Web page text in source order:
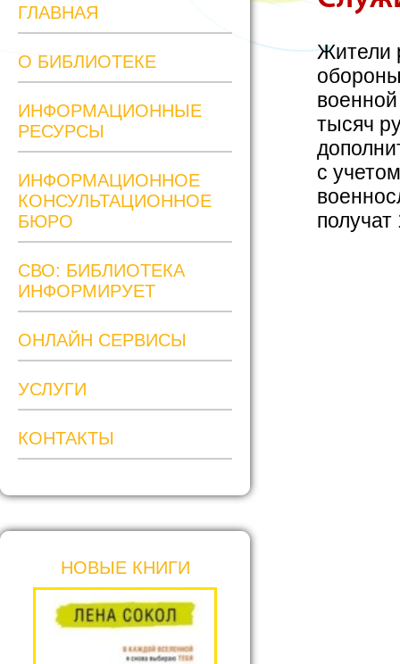
ГЛАВНАЯ
О БИБЛИОТЕКЕ
ИНФОРМАЦИОННЫЕ
РЕСУРСЫ
ИНФОРМАЦИОННОЕ
КОНСУЛЬТАЦИОННОЕ
БЮРО
СВО: БИБЛИОТЕКА
ИНФОРМИРУЕТ
ОНЛАЙН СЕРВИСЫ
УСЛУГИ
КОНТАКТЫ
НОВЫЕ КНИГИ
Жители
тысяч
с